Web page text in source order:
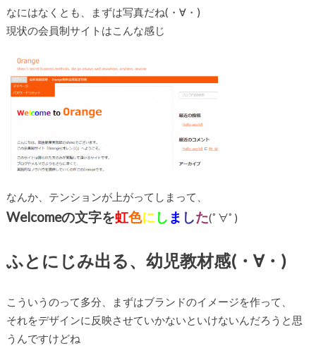
なにはなくとも、まずは写真だね(・∀・)
現状の会員制サイトはこんな感じ
なんか、テンションが上がってしまって、
Welcomeの文字を虹色に し ま した(ﾟ∀ﾟ)
ふとにじみ出る、幼児教材感(・∀・)
こういうのって多分、まずはブランドのイメージを作って、
それをデザインに反映させていかないといけないんだろうと思
うんですけどね